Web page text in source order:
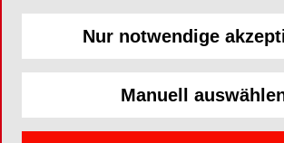
*Die Beiträge in dieser Rubrik stammen von den
spiegeln nicht die Meinung der Redaktion wider.
Nur notwendige
Manuell